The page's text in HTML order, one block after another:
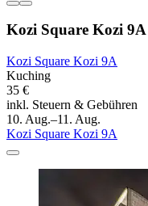
Kozi Square Kozi 9A
Kozi Square Kozi 9A
Kuching
35 €
inkl. Steuern & Gebühren
10. Aug.–11. Aug.
Kozi Square Kozi 9A